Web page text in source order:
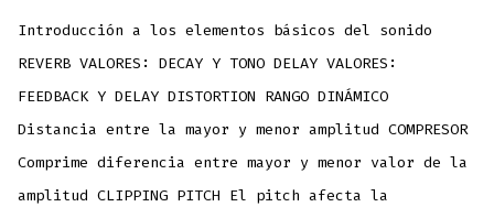
Introducción a los elementos básicos del sonido
REVERB VALORES: DECAY Y TONO DELAY VALORES:
FEEDBACK Y DELAY DISTORTION RANGO DINÁMICO
Distancia entre la mayor y menor amplitud COMPRESOR
Comprime diferencia entre mayor y menor valor de la
amplitud CLIPPING PITCH El pitch afecta la